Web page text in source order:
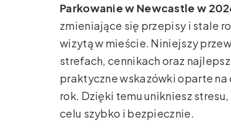
Parkowanie w Newcastle w
zmieniające się przepisy i stale
wizytą w mieście. Niniejszy
strefach, cennikach oraz
praktyczne wskazówki oparte
rok. Dzięki temu unikniesz
celu szybko i bezpiecznie.